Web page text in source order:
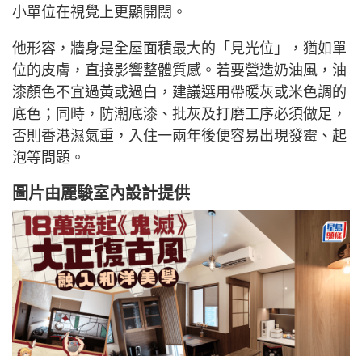
小單位在視覺上更顯開闊。
他形容，牆身是全屋面積最大的「見光位」，猶如單
位的皮膚，直接影響整體質感。若要營造奶油風，油
漆顏色不宜過黃或過白，建議選用帶暖灰或米色調的
底色；同時，防潮底漆、批灰及打磨工序必須做足，
否則香港濕氣重，入住一兩年後便容易出現發霉、起
泡等問題。
圖片由麗駿室內設計提供